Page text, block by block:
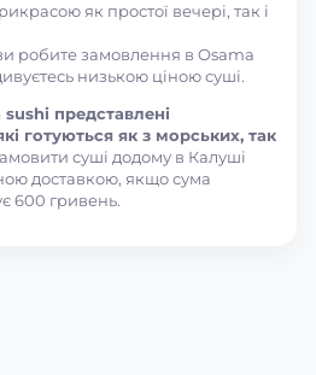
як простої вечері, так і
робите замовлення в Osama
низькою ціною суші.
представлені
готуються як з морських, так
суші додому в Калуші
доставкою, якщо сума
600 гривень.